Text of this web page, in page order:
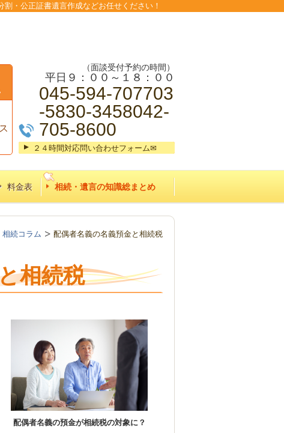
・公正証書遺言作成などお任せください！
（面談受付予約の時間）
平日９：００～１８：００
045-594-707703
-5830-3458042-
705-8600
２４時間対応問い合わせフォーム✉
料金表 相続・遺言の知識総まとめ
相続コラム 配偶者名義の名義預金と相続税
相続税
配偶者名義の預金が相続税の対象に？